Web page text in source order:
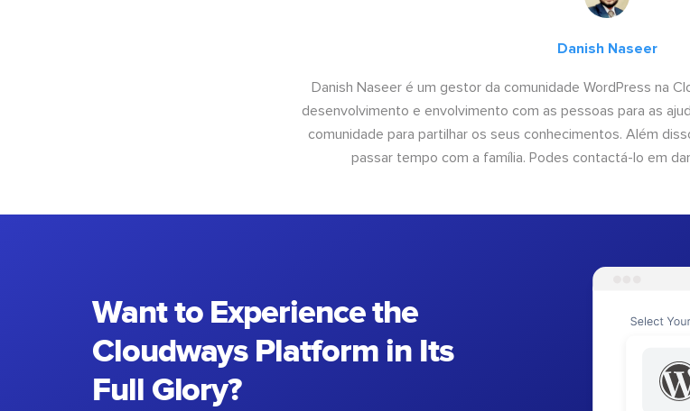
Danish Naseer
Danish Naseer é um gestor da comunidade WordPress na
desenvolvimento e envolvimento com as pessoas para as
comunidade para partilhar os seus conhecimentos. Além
passar tempo com a família. Podes contactá-lo em
Want to Experience the
Cloudways Platform in Its
Full Glory?